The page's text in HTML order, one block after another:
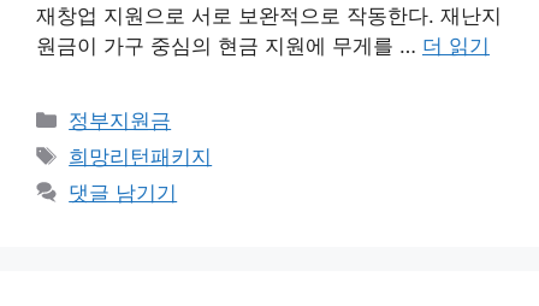
재창업 지원으로 서로 보완적으로 작동한다. 재난지
원금이 가구 중심의 현금 지원에 무게를 … 더 읽기
카
테
리
정부지원금
태
그
희망리턴패키지
댓글 남기기